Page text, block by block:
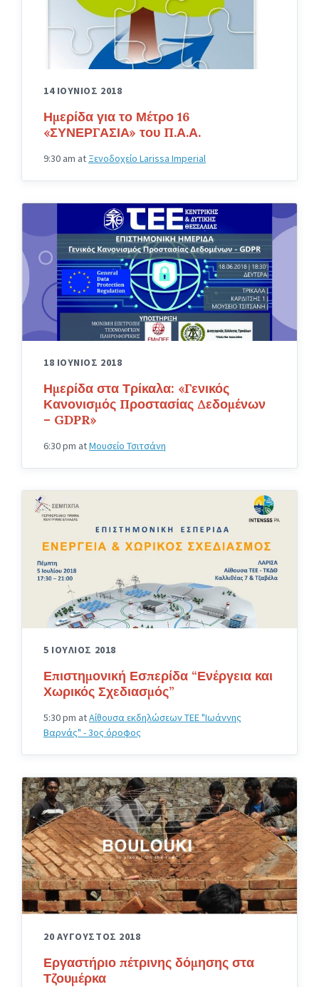
14 ΙΟΥΝΙΟΣ 2018
Ημερίδα για το Μέτρο 16
«ΣΥΝΕΡΓΑΣΙΑ» του Π.Α.Α.
9:30 am at Ξενοδοχείο Larissa Imperial
18 ΙΟΥΝΙΟΣ 2018
Ημερίδα στα Τρίκαλα: «Γενικός
Κανονισμός Προστασίας Δεδομένων
– GDPR»
6:30 pm atΜουσείο Τσιτσάνη
5 ΙΟΥΛΙΟΣ 2018
Επιστημονική Εσπερίδα “Ενέργεια και
Χωρικός Σχεδιασμός”
5:30 pm atΑίθουσα εκδηλώσεων ΤΕΕ "Ιωάννης
Βαρνάς" - 3ος όροφος
20 ΑΥΓΟΥΣΤΟΣ 2018
Εργαστήριο πέτρινης δόμησης στα
Τζουμέρκα